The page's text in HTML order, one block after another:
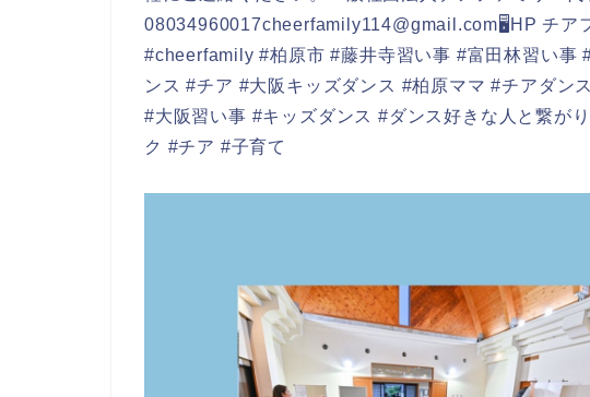
08034960017cheerfamily114@gmail.com🖥HP チア
#cheerfamily #柏原市 #藤井寺習い事 #富田林習い事
ンス #チア #大阪キッズダンス #柏原ママ #チアダン
#大阪習い事 #キッズダンス #ダンス好きな人と繋が
ク #チア #子育て